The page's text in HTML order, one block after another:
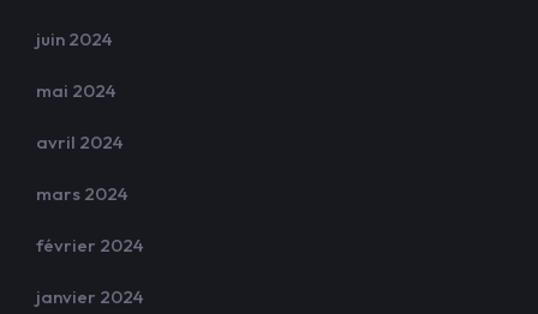
juin 2024
mai 2024
avril 2024
mars 2024
février 2024
janvier 2024